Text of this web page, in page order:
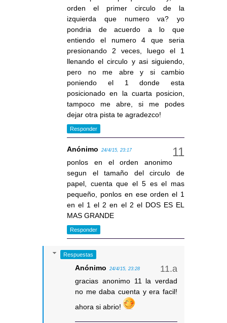
orden el primer circulo de la
izquierda que numero va? yo
pondria de acuerdo a lo que
entiendo el numero 4 que seria
presionando 2 veces, luego el 1
llenando el circulo y asi siguiendo,
pero no me abre y si cambio
poniendo el 1 donde esta
posicionado en la cuarta posicion,
tampoco me abre, si me podes
dejar otra pista te agradezco!
Responder
Anónimo 24/4/15, 23:17
ponlos en el orden anonimo
segun el tamaño del circulo de
papel, cuenta que el 5 es el mas
pequeño, ponlos en ese orden el 1
en el 1 el 2 en el 2 el DOS ES EL
MAS GRANDE
Responder
Respuestas
Anónimo 24/4/15, 23:28
gracias anonimo 11 la verdad
no me daba cuenta y era facil!
ahora si abrio!